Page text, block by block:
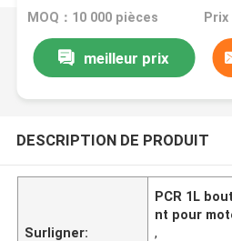
MOQ：10 000 pièces
meilleur prix
DESCRIPTION DE PRODUIT
Surligner:
PCR 1L
nt pour
,